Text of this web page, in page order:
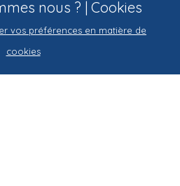
nous ? | Cookies
vos préférences en matière de
cookies